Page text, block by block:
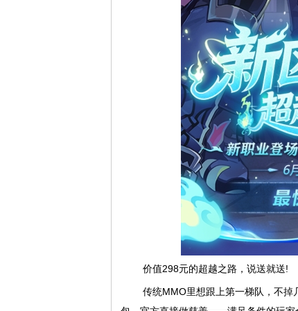
价值298元的超越之路，说送就送!
传统MMO里想跟上第一梯队，不掉